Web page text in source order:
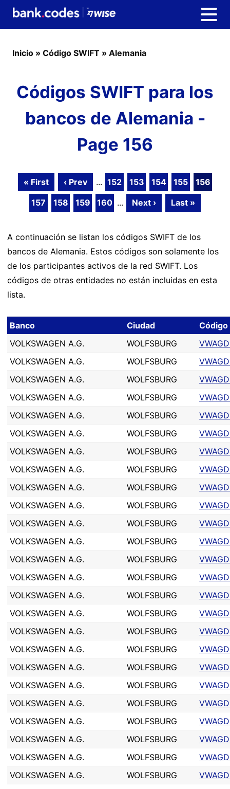
Inicio » Código SWIFT » Alemania
Códigos SWIFT para los
bancos de Alemania -
Page 156
« First ‹ Prev ... 152 153 154 155
156
157
158 159 160 ... Next › Last »
A continuación se listan los códigos SWIFT de los
bancos de Alemania. Estos códigos son solamente los
de los participantes activos de la red SWIFT. Los
códigos de otras entidades no están incluidas en esta
lista.
Banco Ciudad
Código
VOLKSWAGEN A.G.
WOLFSBURG
VOLKSWAGEN A.G.
WOLFSBURG
VOLKSWAGEN A.G.
WOLFSBURG
VOLKSWAGEN A.G.
WOLFSBURG
VOLKSWAGEN A.G.
WOLFSBURG
VOLKSWAGEN A.G.
WOLFSBURG
VOLKSWAGEN A.G.
WOLFSBURG
VOLKSWAGEN A.G.
WOLFSBURG
VOLKSWAGEN A.G.
WOLFSBURG
VOLKSWAGEN A.G.
WOLFSBURG
VOLKSWAGEN A.G.
WOLFSBURG
VOLKSWAGEN A.G.
WOLFSBURG
VOLKSWAGEN A.G.
WOLFSBURG
VOLKSWAGEN A.G.
WOLFSBURG
VOLKSWAGEN A.G.
WOLFSBURG
VOLKSWAGEN A.G.
WOLFSBURG
VOLKSWAGEN A.G.
WOLFSBURG
VOLKSWAGEN A.G.
WOLFSBURG
VOLKSWAGEN A.G.
WOLFSBURG
VOLKSWAGEN A.G.
WOLFSBURG
VOLKSWAGEN A.G.
WOLFSBURG
VOLKSWAGEN A.G.
WOLFSBURG
VOLKSWAGEN A.G.
WOLFSBURG
VOLKSWAGEN A.G.
WOLFSBURG
VOLKSWAGEN A.G.
WOLFSBURG